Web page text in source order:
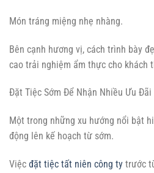
Món tráng miệng nhẹ nhàng.
Bên cạnh hương vị, cách trình bày
cao trải nghiệm ẩm thực cho khách
Đặt Tiệc Sớm Để Nhận Nhiều Ưu Đãi
Một trong những xu hướng nổi bật
động lên kế hoạch từ sớm.
Việc đặt tiệc tất niên công ty trước